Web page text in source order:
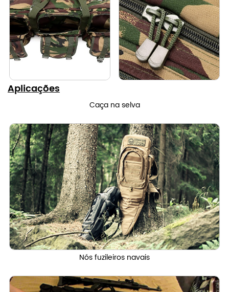
Aplicações
Caça na selva
Nós fuzileiros navais